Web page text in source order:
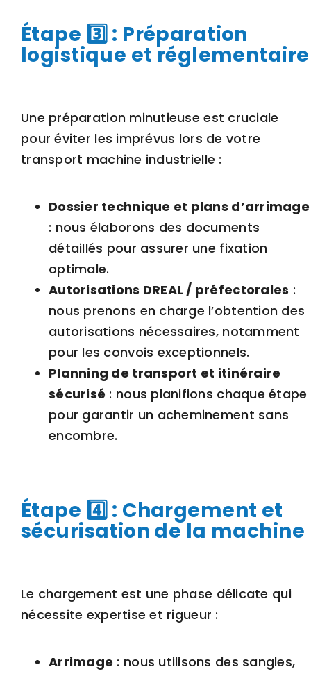
Étape 3️⃣ : Préparation
logistique et réglementaire
Une préparation minutieuse est cruciale
pour éviter les imprévus lors de votre
transport machine industrielle :
Dossier technique et plans d’arrimage
: nous élaborons des documents
détaillés pour assurer une fixation
optimale.
Autorisations DREAL / préfectorales :
nous prenons en charge l’obtention des
autorisations nécessaires, notamment
pour les convois exceptionnels.
Planning de transport et itinéraire
sécurisé : nous planifions chaque étape
pour garantir un acheminement sans
encombre.
Étape 4️⃣ : Chargement et
sécurisation de la machine
Le chargement est une phase délicate qui
nécessite expertise et rigueur :
Arrimage : nous utilisons des sangles,